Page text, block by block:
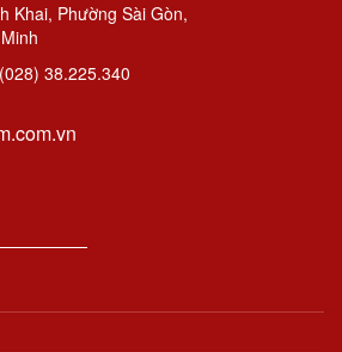
Khai, Phường Sài Gòn,
38.225.340